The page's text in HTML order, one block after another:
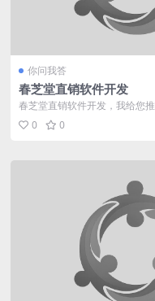
你问我答
春芝堂直销软件开发
春芝堂直销软件开发，我给您
于直销软件行业多年，有着多种
0 0